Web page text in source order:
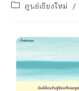
ศูนย์เชียงใหม่ /